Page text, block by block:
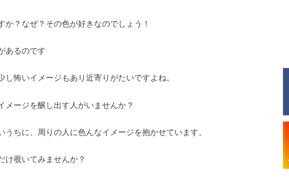
か？なぜ？その色が好きなのでしょう！
あるのです
怖いイメージもあり近寄りがたいですよね。
メージを醸し出す人がいませんか？
うちに、周りの人に色んなイメージを抱かせています。
け覗いてみませんか？